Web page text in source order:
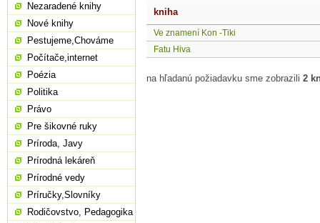
kniha
Ve znamení Kon -Tiki
Fatu Hiva
na hľadanú požiadavku sme zobrazili 2
Nezaradené knihy
Nové knihy
Pestujeme,Chováme
Počítače,internet
Poézia
Politika
Právo
Pre šikovné ruky
Príroda, Javy
Prírodná lekáreň
Prírodné vedy
Príručky,Slovníky
Rodičovstvo, Pedagogika